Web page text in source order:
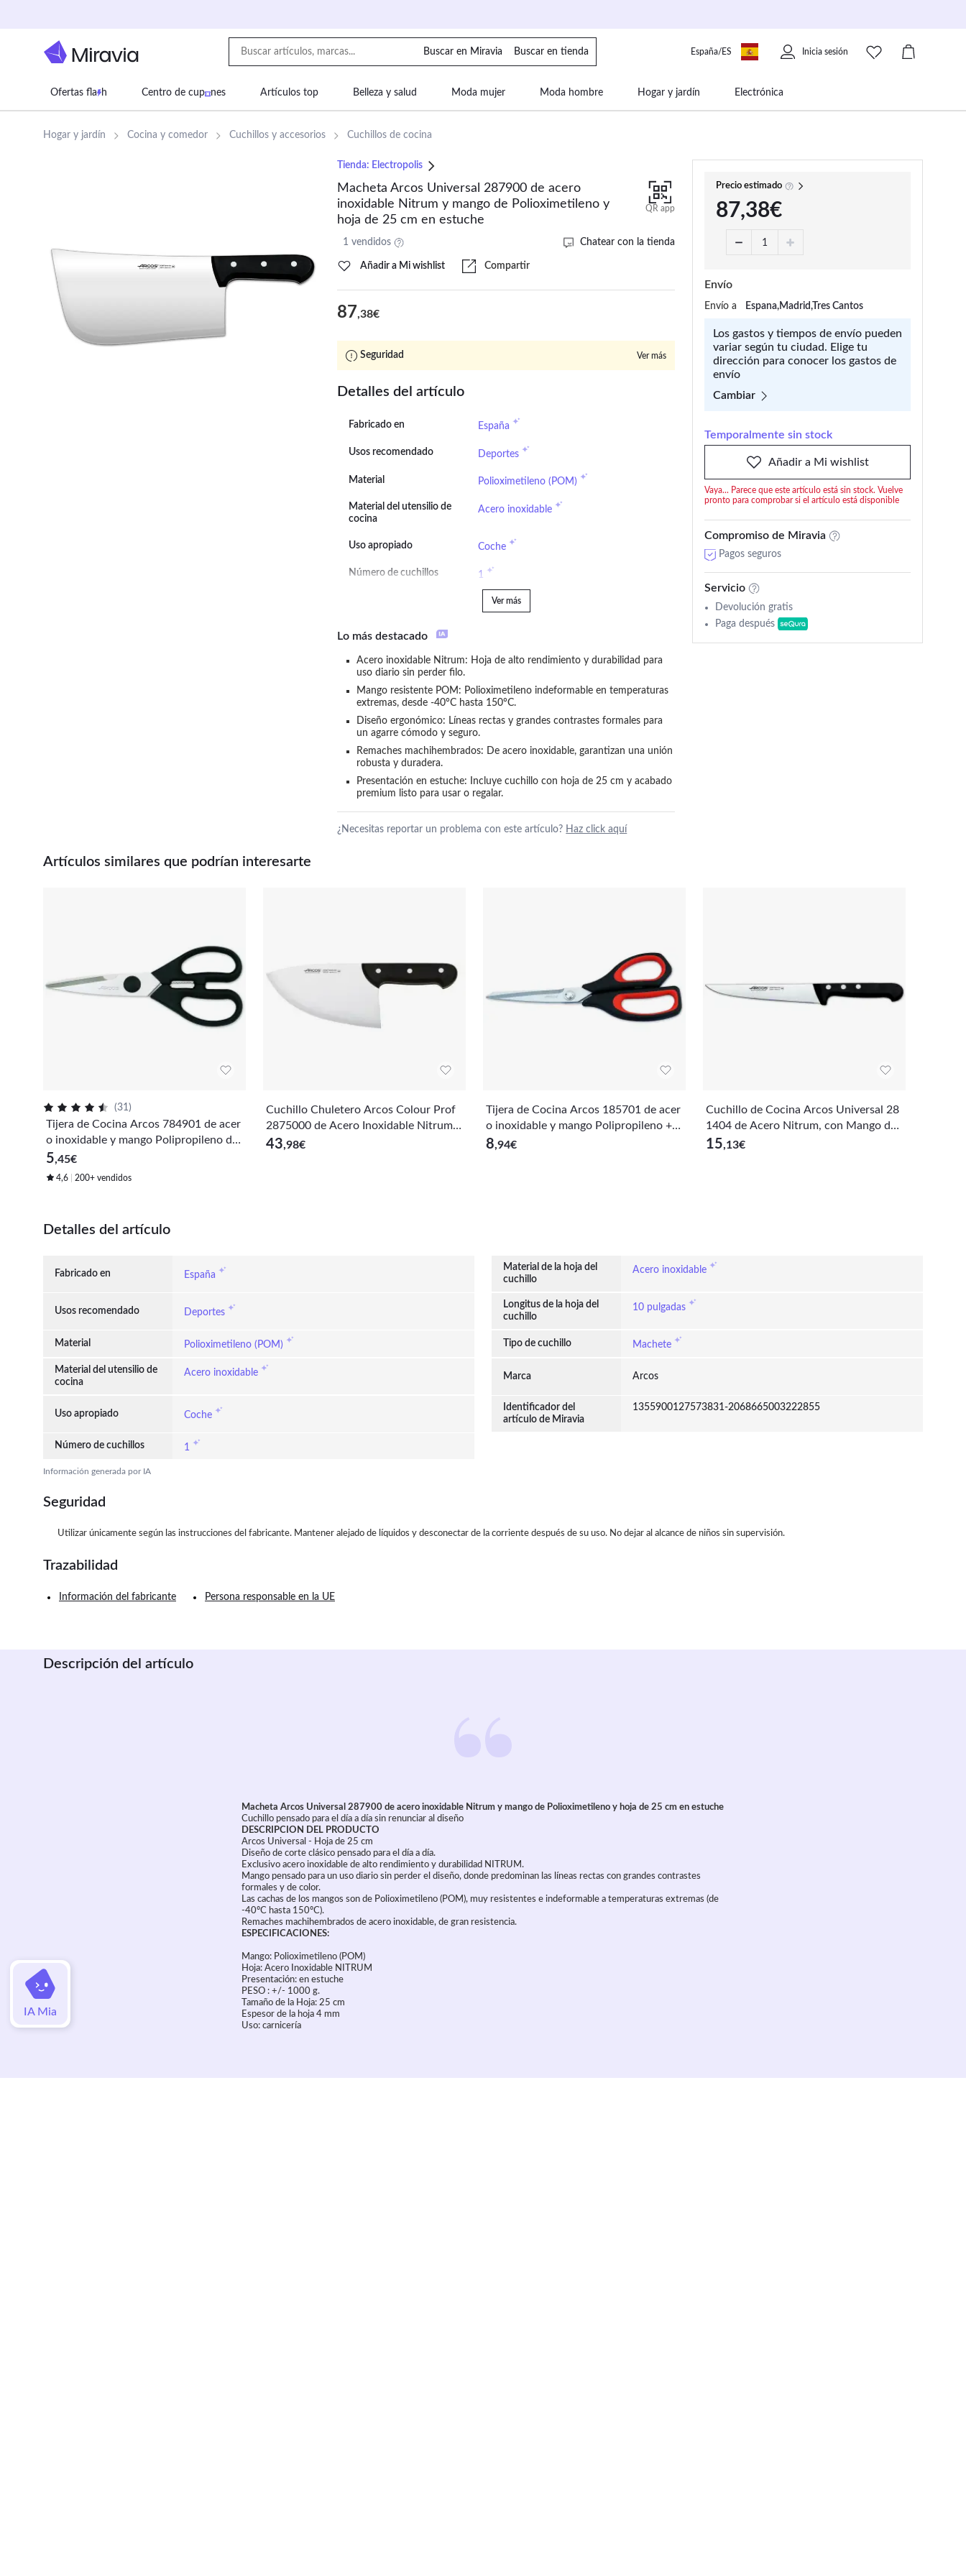
Buscar en Miravia Buscar en tienda España/ES Inicia sesión
Ofertas fla h Centro de cup nes Artículos top Belleza y salud Moda mujer Moda hombre Hogar y jardín Electrónica
Supermercado Juguetes Deportes Equipaje Mascotas
Hogar y jardín Cocina y comedor Cuchillos y accesorios Cuchillos de cocina
IA Mia
Tienda: Electropolis
Macheta Arcos Universal 287900 de acero
inoxidable Nitrum y mango de Polioximetileno y
hoja de 25 cm en estuche
QR app
1 vendidos Chatear con la tienda
Añadir a Mi wishlist Compartir
87,38€
Seguridad Ver más
Detalles del artículo
Fabricado en España
Usos recomendado Deportes
Material Polioximetileno (POM)
Material del utensilio de
cocina
Acero inoxidable
Uso apropiado Coche
Número de cuchillos 1
Ver más
Lo más destacado
Acero inoxidable Nitrum: Hoja de alto rendimiento y durabilidad para
uso diario sin perder filo.
Mango resistente POM: Polioximetileno indeformable en temperaturas
extremas, desde -40°C hasta 150°C.
Diseño ergonómico: Líneas rectas y grandes contrastes formales para
un agarre cómodo y seguro.
Remaches machihembrados: De acero inoxidable, garantizan una unión
robusta y duradera.
Presentación en estuche: Incluye cuchillo con hoja de 25 cm y acabado
premium listo para usar o regalar.
¿Necesitas reportar un problema con este artículo? Haz click aquí
Precio estimado
87,38€
Envío
Envío a Espana,Madrid,Tres Cantos
Los gastos y tiempos de envío pueden
variar según tu ciudad. Elige tu
dirección para conocer los gastos de
envío
Cambiar
Temporalmente sin stock
Añadir a Mi wishlist
Vaya... Parece que este artículo está sin stock. Vuelve
pronto para comprobar si el artículo está disponible
Compromiso de Miravia
Pagos seguros
Servicio
Devolución gratis
Paga después
Artículos similares que podrían interesarte
(31)
Tijera de Cocina Arcos 784901 de acer
o inoxidable y mango Polipropileno de
195 mm en blíster
5,45€
4,6 200+ vendidos
Cuchillo Chuletero Arcos Colour Prof
2875000 de Acero Inoxidable Nitrum y
Mango Ergonómico de Polipropileno N
43,98€
Tijera de Cocina Arcos 185701 de acer
o inoxidable y mango Polipropileno + E
lastómero de 240 mm en blíster
8,94€
Cuchillo de Cocina Arcos Universal 28
1404 de Acero Nitrum, con Mango de
Polioximetileno y hoja de 17 cm en est
15,13€
Detalles del artículo
Fabricado en España
Material de la hoja del
cuchillo
Acero inoxidable
Usos recomendado Deportes
Longitus de la hoja del
cuchillo
10 pulgadas
Material Polioximetileno (POM) Tipo de cuchillo Machete
Material del utensilio de
cocina
Acero inoxidable Marca Arcos
Uso apropiado Coche
Identificador del
artículo de Miravia
1355900127573831-2068665003222855
Número de cuchillos 1
Información generada por IA
Seguridad
Utilizar únicamente según las instrucciones del fabricante. Mantener alejado de líquidos y desconectar de la corriente después de su uso. No dejar al alcance de niños sin supervisión.
Trazabilidad
Información del fabricante Persona responsable en la UE
Descripción del artículo
Macheta Arcos Universal 287900 de acero inoxidable Nitrum y mango de Polioximetileno y hoja de 25 cm en estuche
Cuchillo pensado para el día a día sin renunciar al diseño
DESCRIPCION DEL PRODUCTO
Arcos Universal - Hoja de 25 cm
Diseño de corte clásico pensado para el día a día.
Exclusivo acero inoxidable de alto rendimiento y durabilidad NITRUM.
Mango pensado para un uso diario sin perder el diseño, donde predominan las líneas rectas con grandes contrastes
formales y de color.
Las cachas de los mangos son de Polioximetileno (POM), muy resistentes e indeformable a temperaturas extremas (de
-40ºC hasta 150ºC).
Remaches machihembrados de acero inoxidable, de gran resistencia.
ESPECIFICACIONES:
Mango: Polioximetileno (POM)
Hoja: Acero Inoxidable NITRUM
Presentación: en estuche
PESO : +/- 1000 g.
Tamaño de la Hoja: 25 cm
Espesor de la hoja 4 mm
Uso: carnicería